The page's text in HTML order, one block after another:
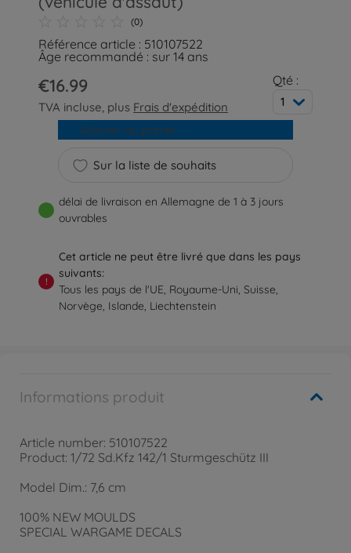
(0)
Référence article : 510107522
Âge recommandé : sur 14 ans
€16.99
TVA incluse, plus Frais d'expédition
Qté :
1
Sur la liste de souhaits
Ajouter au panier
délai de livraison en Allemagne de 1 à 3 jours
ouvrables
!
Cet article ne peut être livré que dans les pays
suivants:
Tous les pays de l'UE, Royaume-Uni, Suisse,
Norvège, Islande, Liechtenstein
Informations produit
Article number: 510107522
Product: 1/72 Sd.Kfz 142/1 Sturmgeschütz III
Model Dim.: 7,6 cm
100% NEW MOULDS
SPECIAL WARGAME DECALS